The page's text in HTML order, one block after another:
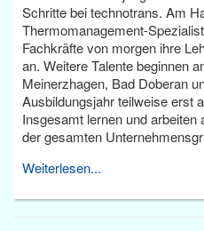
Schritte bei technotrans. Am
Thermomanagement-
Fachkräfte von morgen ihre
an. Weitere Talente beginnen
Meinerzhagen, Bad Doberan
Ausbildungsjahr teilweise erst
Insgesamt lernen und
der gesamten
Weiterlesen...